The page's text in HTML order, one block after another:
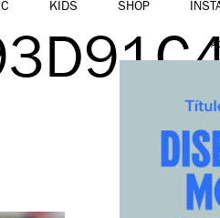
KIDS SHOP